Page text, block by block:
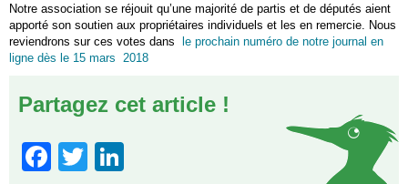
Notre association se réjouit qu’une majorité de partis et de députés aient
apporté son soutien aux propriétaires individuels et les en remercie. Nous
reviendrons sur ces votes dans
le prochain numéro de notre journal en
ligne dès le 15 mars 2018
Partagez cet article !
Facebook
Twitter